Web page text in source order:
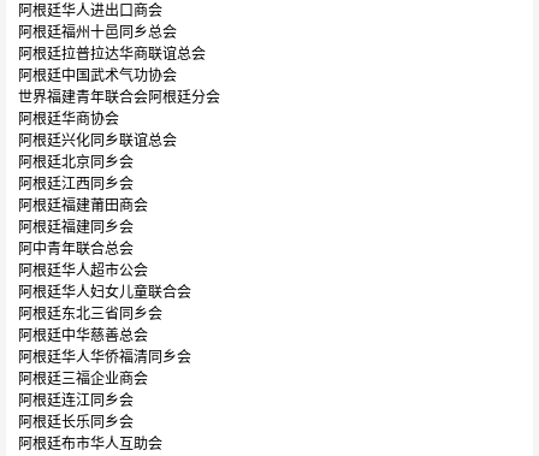
阿根廷华人进出口商会
阿根廷福州十邑同乡总会
阿根廷拉普拉达华商联谊总会
阿根廷中国武术气功协会
世界福建青年联合会阿根廷分会
阿根廷华商协会
阿根廷兴化同乡联谊总会
阿根廷北京同乡会
阿根廷江西同乡会
阿根廷福建莆田商会
阿根廷福建同乡会
阿中青年联合总会
阿根廷华人超市公会
阿根廷华人妇女儿童联合会
阿根廷东北三省同乡会
阿根廷中华慈善总会
阿根廷华人华侨福清同乡会
阿根廷三福企业商会
阿根廷连江同乡会
阿根廷长乐同乡会
阿根廷布市华人互助会